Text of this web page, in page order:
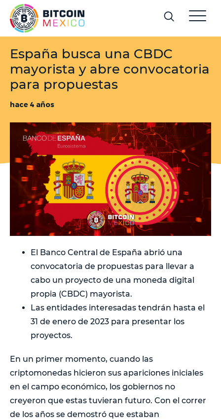
España busca una CBDC
mayorista y abre convocatoria
para propuestas
hace 4 años
El Banco Central de España abrió una
convocatoria de propuestas para llevar a
cabo un proyecto de una moneda digital
propia (CBDC) mayorista.
Las entidades interesadas tendrán hasta el
31 de enero de 2023 para presentar los
proyectos.
En un primer momento, cuando las
criptomonedas hicieron sus apariciones iniciales
en el campo económico, los gobiernos no
creyeron que estas tuvieran futuro. Con el correr
de los años se demostró que estaban